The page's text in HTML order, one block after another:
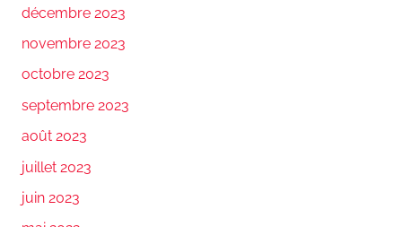
décembre 2023
novembre 2023
octobre 2023
septembre 2023
août 2023
juillet 2023
juin 2023